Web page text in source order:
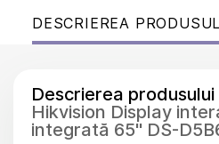
DESCRIEREA
Descrierea produsului
Hikvision Display
integrată 65" DS-